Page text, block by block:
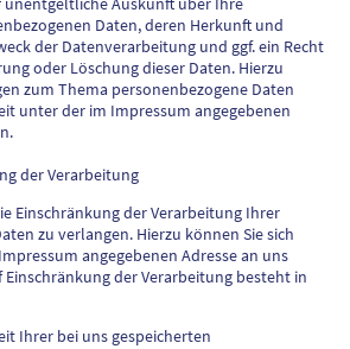
Daten, deren Herkunft und
der Datenverarbeitung und ggf. ein Recht
oder Löschung dieser Daten. Hierzu
zum Thema personenbezogene Daten
unter der im Impressum angegebenen
der Verarbeitung
Einschränkung der Verarbeitung Ihrer
zu verlangen. Hierzu können Sie sich
angegebenen Adresse an uns
Einschränkung der Verarbeitung besteht in
Ihrer bei uns gespeicherten